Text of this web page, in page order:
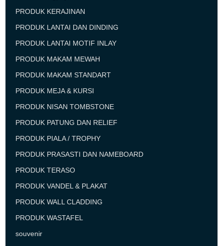
PRODUK KERAJINAN
PRODUK LANTAI DAN DINDING
PRODUK LANTAI MOTIF INLAY
PRODUK MAKAM MEWAH
PRODUK MAKAM STANDART
PRODUK MEJA & KURSI
PRODUK NISAN TOMBSTONE
PRODUK PATUNG DAN RELIEF
PRODUK PIALA / TROPHY
PRODUK PRASASTI DAN NAMEBOARD
PRODUK TERASO
PRODUK VANDEL & PLAKAT
PRODUK WALL CLADDING
PRODUK WASTAFEL
souvenir